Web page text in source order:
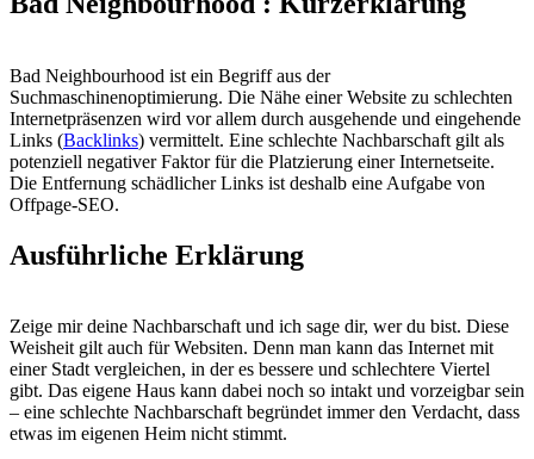
Bad Neighbourhood ist ein Begriff aus der
Suchmaschinenoptimierung. Die Nähe einer Website zu schlechten
Internetpräsenzen wird vor allem durch ausgehende und eingehende
Links (Backlinks) vermittelt. Eine schlechte Nachbarschaft gilt als
potenziell negativer Faktor für die Platzierung einer Internetseite.
Die Entfernung schädlicher Links ist deshalb eine Aufgabe von
Offpage-SEO.
Ausführliche Erklärung
Zeige mir deine Nachbarschaft und ich sage dir, wer du bist. Diese
Weisheit gilt auch für Websiten. Denn man kann das Internet mit
einer Stadt vergleichen, in der es bessere und schlechtere Viertel
gibt. Das eigene Haus kann dabei noch so intakt und vorzeigbar sein
– eine schlechte Nachbarschaft begründet immer den Verdacht, dass
etwas im eigenen Heim nicht stimmt.